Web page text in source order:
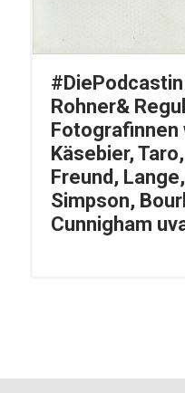
#DiePodcastin
Rohner&
Fotografinnen
Käsebier,
Freund,
Simpson,
Cunnigham